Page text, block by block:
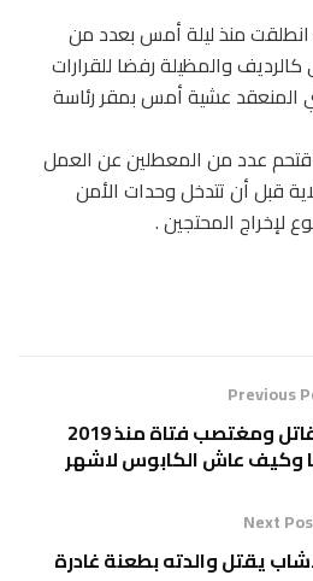
انطلقت منذ ليلة أمس بعدد من
والمظيلة رفضا للقرارات
المنعقد عشية أمس بمقر رئاسة
عدد من المعطلين عن العمل
قبل أن تتدخل وحدات الأمن
لإخراج المحتجين .
Previous
متابعة/ اعترافات قاتل ومغتصب فتاة منذ 2019
وكيف عاش الكابوس لاشهر
Next
يقتل والدته بطعنة غادرة